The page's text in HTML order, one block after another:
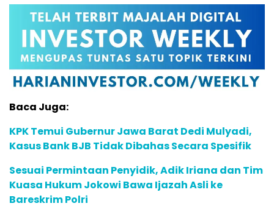
Baca Juga:
KPK Temui Gubernur Jawa Barat Dedi Mulyadi,
Kasus Bank BJB Tidak Dibahas Secara Spesifik
Sesuai Permintaan Penyidik, Adik Iriana dan Tim
Kuasa Hukum Jokowi Bawa Ijazah Asli ke
Bareskrim Polri